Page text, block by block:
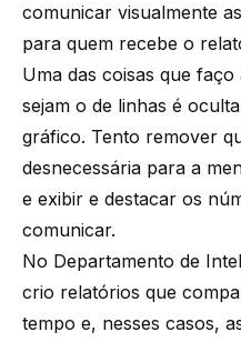
comunicar visualmente
para quem recebe o
Uma das coisas que
sejam o de linhas é
gráfico. Tento remover
desnecessária para a
e exibir e destacar os
comunicar.
No Departamento de
crio relatórios que
tempo e, nesses casos,